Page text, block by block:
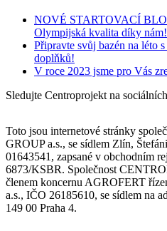
NOVÉ STARTOVACÍ
Olympijská kvalita díky nám!
Připravte svůj bazén na léto
doplňků!
V roce 2023 jsme pro Vás
Sledujte Centroprojekt na
Toto jsou internetové stránky
GROUP a.s., se sídlem Zlín,
01643541, zapsané v obchodním
6873/KSBR. Společnost
členem koncernu AGROFERT
a.s., IČO 26185610, se sídlem na
149 00 Praha 4.